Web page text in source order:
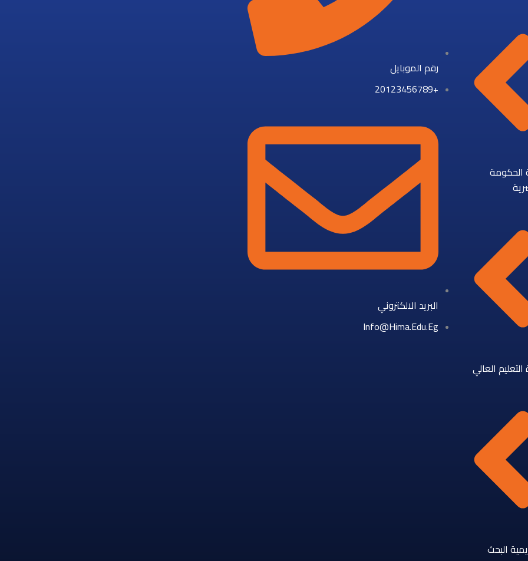
الحكومة
التعليم العالي
البحث
رقم الموبايل
+20123456789
البريد الالكتروني
Info@hima.edu.eg